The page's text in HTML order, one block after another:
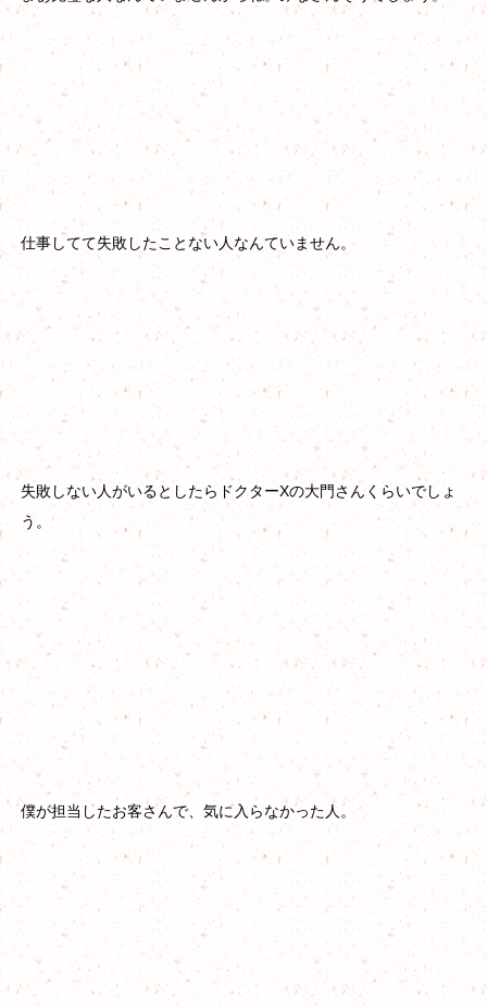
仕事してて失敗したことない人なんていません。
失敗しない人がいるとしたらドクターXの大門さんくらいでしょ
う。
僕が担当したお客さんで、気に入らなかった人。